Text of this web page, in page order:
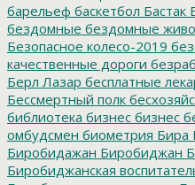
барельеф баскетбол Бастак
бездомные бездомные
Безопасное колесо-2019
качественные дороги
Берл Лазар бесплатные
Бессмертный полк
библиотека бизнес бизнес
омбудсмен биометрия Бира
Биробидажан Биробиджан
Биробиджанская